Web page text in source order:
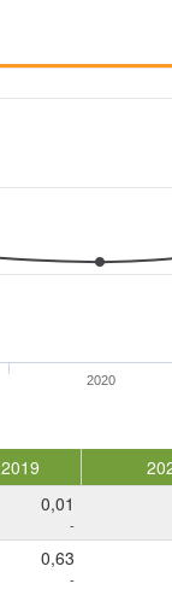
2020
2019
0,01
-
0,63
-